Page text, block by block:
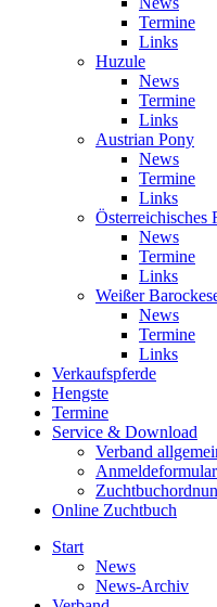
Termine
Links
Huzule
News
Termine
Links
Austrian Pony
News
Termine
Links
Österreichisches
News
Termine
Links
Weißer
News
Termine
Links
Verkaufspferde
Hengste
Termine
Service & Download
Verband
Online Zuchtbuch
Start
News
News-Archiv